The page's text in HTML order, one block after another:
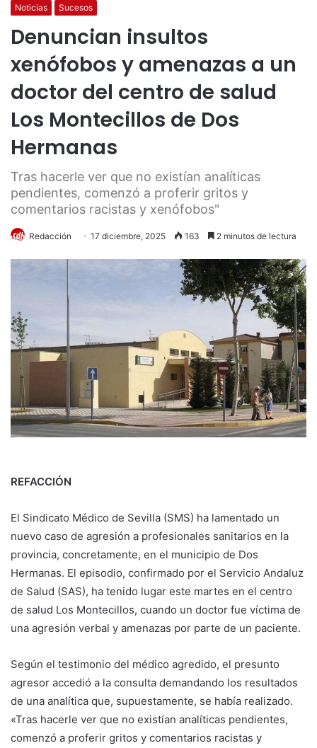
Noticias Sucesos
Denuncian insultos
xenófobos y amenazas a un
doctor del centro de salud
Los Montecillos de Dos
Hermanas
Tras hacerle ver que no existían analíticas
pendientes, comenzó a proferir gritos y
comentarios racistas y xenófobos"
Redacción 17 diciembre, 2025 163 2 minutos de lectura
REFACCIÓN
El Sindicato Médico de Sevilla (SMS) ha lamentado un
nuevo caso de agresión a profesionales sanitarios en la
provincia, concretamente, en el municipio de Dos
Hermanas. El episodio, confirmado por el Servicio Andaluz
de Salud (SAS), ha tenido lugar este martes en el centro
de salud Los Montecillos, cuando un doctor fue víctima de
una agresión verbal y amenazas por parte de un paciente.
Según el testimonio del médico agredido, el presunto
agresor accedió a la consulta demandando los resultados
de una analítica que, supuestamente, se había realizado.
«Tras hacerle ver que no existían analíticas pendientes,
comenzó a proferir gritos y comentarios racistas y